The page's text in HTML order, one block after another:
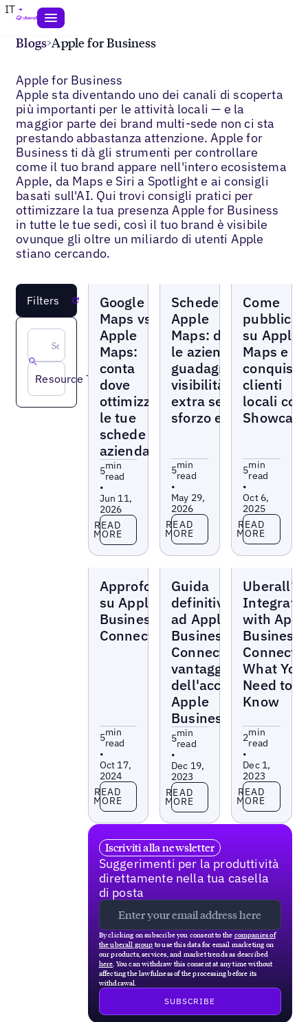
IT
Blogs>Apple for Business
Apple for Business
Apple sta diventando uno dei canali di scoperta
più importanti per le attività locali — e la
maggior parte dei brand multi-sede non ci sta
prestando abbastanza attenzione. Apple for
Business ti dà gli strumenti per controllare
come il tuo brand appare nell'intero ecosistema
Apple, da Maps e Siri a Spotlight e ai consigli
basati sull'AI. Qui trovi consigli pratici per
ottimizzare la tua presenza Apple for Business
in tutte le tue sedi, così il tuo brand è visibile
ovunque gli oltre un miliardo di utenti Apple
stiano cercando.
Filters Reset
Resource Type
Google
Maps vs
Apple
Maps:
conta
dove
ottimizzi
le tue
schede
aziendali?
5min
read
•
Jun 11,
2026
Read more
READ
MORE
Schede
Apple
Maps: dove
le aziende
guadagnano
visibilità
extra senza
sforzo extra
5min
read
•
May 29,
2026
Read more
READ
MORE
Come
su Apple
Maps e
clienti
locali con
5min
read
•
Oct 6,
2025
Read more
READ
MORE
Approfondimenti
su Apple
Business
Connect
5min
read
•
Oct 17,
2024
Read more
READ
MORE
Guida
definitiva
ad Apple
Business
Connect:
vantaggi
dell'account
Apple
Business
5min
read
•
Dec 19,
2023
Read more
READ
MORE
Uberall’s
with
Business
Connect:
What You
Need to
Know
2min
read
•
Dec 1,
2023
Read more
READ
MORE
Iscriviti alla newsletter
Suggerimenti per la produttività
direttamente nella tua casella
di posta
By clicking on subscribe you consent to the companies of
the uberall group to use this data for email marketing on
our products, services, and market trends as described
here . You can withdraw this consent at any time without
affecting the lawfulness of the processing before its
withdrawal.